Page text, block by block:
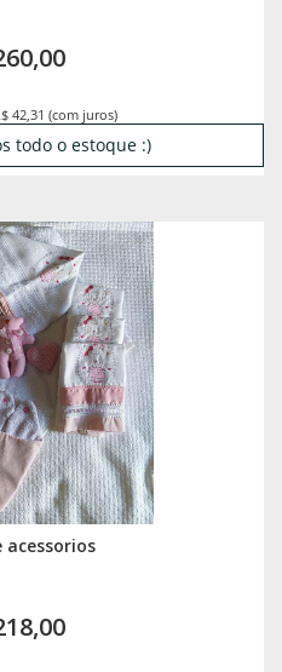
42,31 (com juros)
todo o estoque :)
acessorios